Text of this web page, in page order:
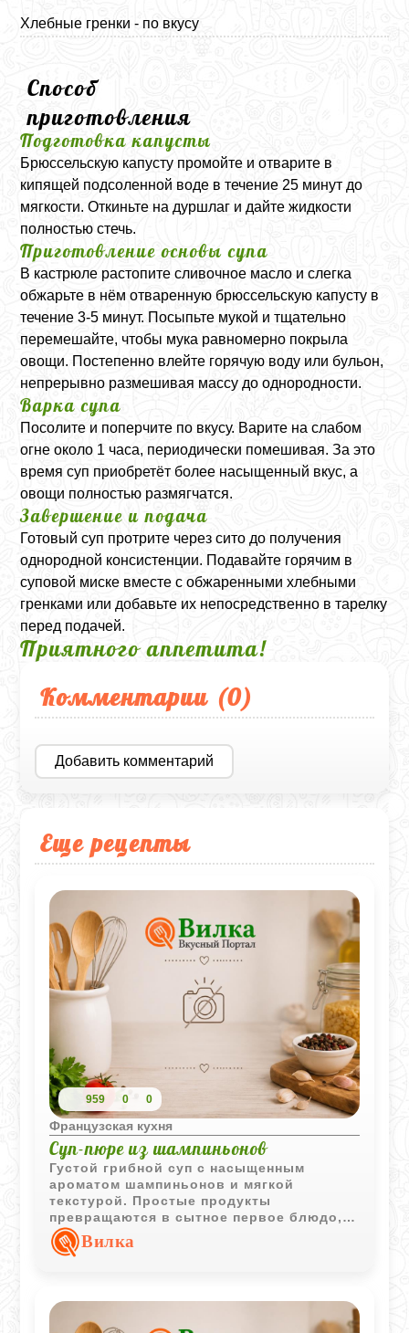
Хлебные гренки - по вкусу
Способ
приготовления
Подготовка капусты
Брюссельскую капусту промойте и отварите в
кипящей подсоленной воде в течение 25 минут до
мягкости. Откиньте на дуршлаг и дайте жидкости
полностью стечь.
Приготовление основы супа
В кастрюле растопите сливочное масло и слегка
обжарьте в нём отваренную брюссельскую капусту в
течение 3-5 минут. Посыпьте мукой и тщательно
перемешайте, чтобы мука равномерно покрыла
овощи. Постепенно влейте горячую воду или бульон,
непрерывно размешивая массу до однородности.
Варка супа
Посолите и поперчите по вкусу. Варите на слабом
огне около 1 часа, периодически помешивая. За это
время суп приобретёт более насыщенный вкус, а
овощи полностью размягчатся.
Завершение и подача
Готовый суп протрите через сито до получения
однородной консистенции. Подавайте горячим в
суповой миске вместе с обжаренными хлебными
гренками или добавьте их непосредственно в тарелку
перед подачей.
Приятного аппетита!
Комментарии (0)
Добавить комментарий
Еще рецепты
959 0 0
Французская кухня
Суп-пюре из шампиньонов
Густой грибной суп с насыщенным
ароматом шампиньонов и мягкой
текстурой. Простые продукты
превращаются в сытное первое блюдо,
которое особенно хорошо подходит для
прохладной погоды.
Вилка